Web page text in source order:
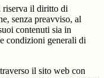
il diritto di
senza preavviso, al
contenuti sia in
condizioni generali di
il sito web con